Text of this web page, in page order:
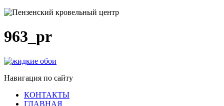
963_pr
Навигация по сайту
КОНТАКТЫ
ГЛАВНАЯ